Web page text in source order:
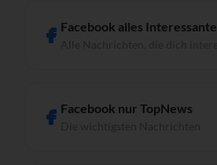
Facebook alles Interessante
Facebook nur TopNews